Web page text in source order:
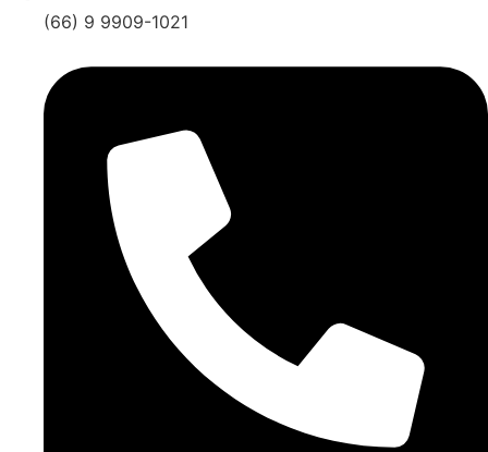
(66) 9 9909-1021